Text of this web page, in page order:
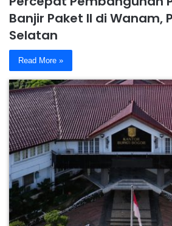
Banjir Paket II di Wanam,
Selatan
Read More »